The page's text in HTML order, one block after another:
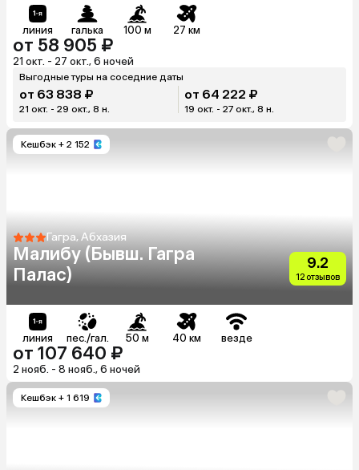
линия галька 100 м 27 км
от 58 905 ₽
21 окт. - 27 окт., 6 ночей
Выгодные туры на соседние даты
от 63 838 ₽
21 окт. - 29 окт., 8 н.
от 64 222 ₽
19 окт. - 27 окт., 8 н.
Кешбэк + 2 152
Гагра, Абхазия
Малибу (Бывш. Гагра
Палас)
9.2
12 отзывов
линия пес./гал. 50 м 40 км везде
от 107 640 ₽
2 нояб. - 8 нояб., 6 ночей
Кешбэк + 1 619